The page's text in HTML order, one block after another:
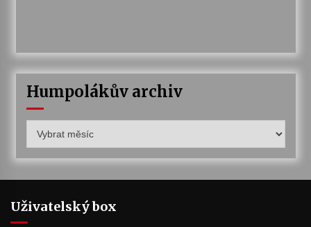
Humpolákův archiv
archiv
Uživatelský box